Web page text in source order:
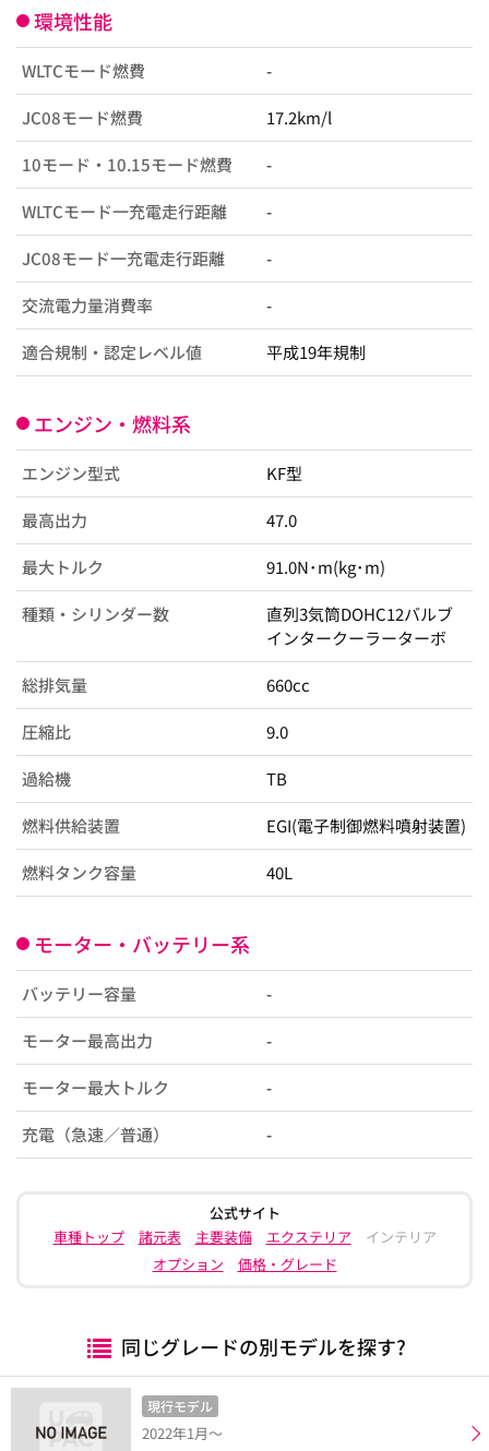
環境性能
WLTCモード燃費 -
JC08モード燃費 17.2km/l
10モード・10.15モード燃費 -
WLTCモード一充電走行距離 -
JC08モード一充電走行距離 -
交流電力量消費率 -
適合規制・認定レベル値 平成19年規制
エンジン・燃料系
エンジン型式 KF型
最高出力 47.0
最大トルク 91.0N･m(kg･m)
種類・シリンダー数
直列3気筒DOHC12バルブ
インタークーラーターボ
総排気量 660cc
圧縮比 9.0
過給機 TB
燃料供給装置 EGI(電子制御燃料噴射装置)
燃料タンク容量 40L
モーター・バッテリー系
バッテリー容量 -
モーター最高出力 -
モーター最大トルク -
充電（急速／普通） -
公式サイト
車種トップ
諸元表 主要装備 エクステリア
インテリア
オプション
価格・グレード
同じグレードの別モデルを探す?
現行モデル
2022年1月～